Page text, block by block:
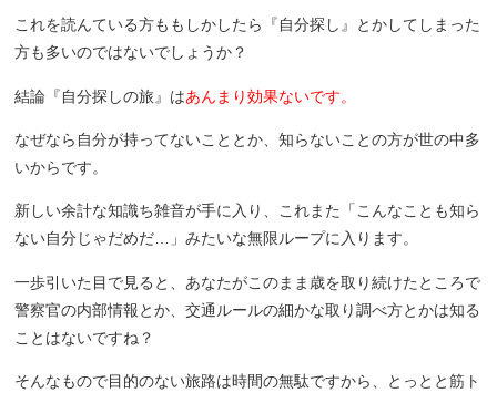
これを読んている方ももしかしたら『自分探し』とかしてしまった
方も多いのではないでしょうか？
結論『自分探しの旅』はあんまり効果ないです。
なぜなら自分が持ってないこととか、知らないことの方が世の中多
いからです。
新しい余計な知識ち雑音が手に入り、これまた「こんなことも知ら
ない自分じゃだめだ…」みたいな無限ループに入ります。
一歩引いた目で見ると、あなたがこのまま歳を取り続けたところで
警察官の内部情報とか、交通ルールの細かな取り調べ方とかは知る
ことはないですね？
そんなもので目的のない旅路は時間の無駄ですから、とっとと筋ト